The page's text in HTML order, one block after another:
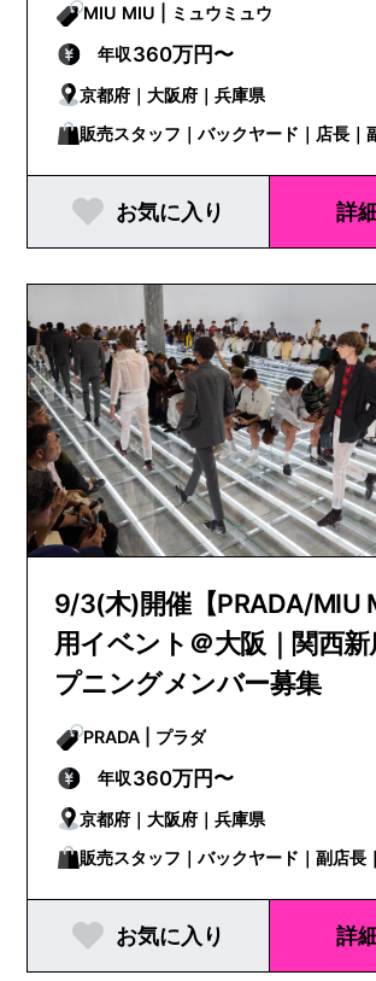
MIU MIU | ミュウミュウ
年収360万円〜
京都府｜大阪府｜兵庫県
販売スタッフ｜バックヤード｜店長｜
お気に入り 詳
9/3(木)開催【PRADA/MIU
用イベント＠大阪｜関西
プニングメンバー募集
PRADA | プラダ
年収360万円〜
京都府｜大阪府｜兵庫県
販売スタッフ｜バックヤード｜副店長
お気に入り 詳